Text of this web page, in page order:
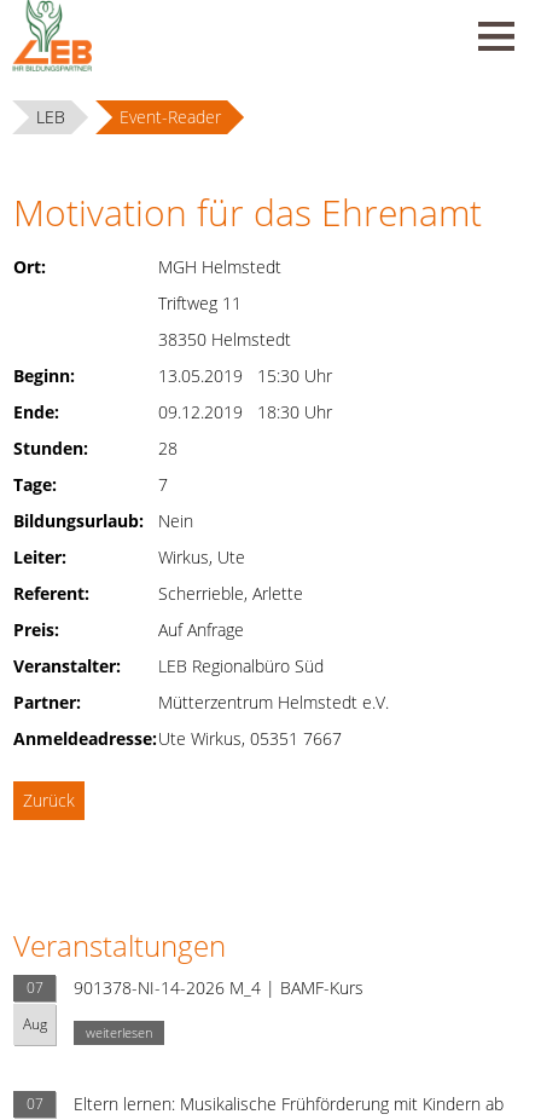
LEB Event-Reader
Motivation für das Ehrenamt
Ort:
MGH Helmstedt
Triftweg 11
38350 Helmstedt
Beginn:
13.05.2019 15:30 Uhr
Ende:
09.12.2019 18:30 Uhr
Stunden:
28
Tage:
7
Bildungsurlaub:
Nein
Leiter:
Wirkus, Ute
Referent:
Scherrieble, Arlette
Preis:
Auf Anfrage
Veranstalter:
LEB Regionalbüro Süd
Partner:
Mütterzentrum Helmstedt e.V.
Anmeldeadresse:Ute Wirkus, 05351 7667
Zurück
Veranstaltungen
07
Aug
901378-NI-14-2026 M_4 | BAMF-Kurs
weiterlesen
07
Eltern lernen: Musikalische Frühförderung mit Kindern ab